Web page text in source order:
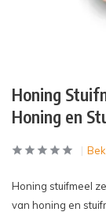
Honing
Honing en
Honing stuifmeel
van honing en